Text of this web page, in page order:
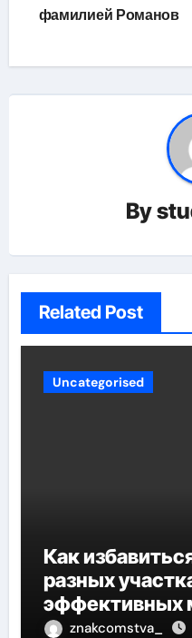
фамилией Романов
By
Related Post
Uncategorised
Как
разных
эффективных
znakcomstva_